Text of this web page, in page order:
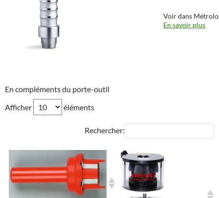
Voir dans
En savoir plus
En compléments du porte-outil
Afficher
éléments
Rechercher: